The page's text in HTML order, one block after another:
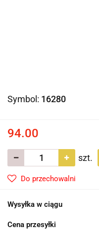
Symbol: 16280
94.00
szt.
Do przechowalni
Wysyłka w ciągu
Cena przesyłki